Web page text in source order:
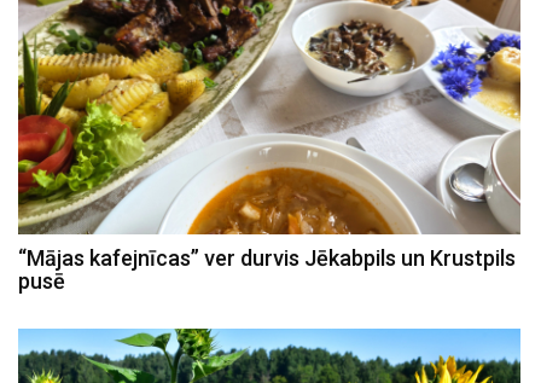
“Mājas kafejnīcas” ver durvis Jēkabpils un Krustpils
pusē